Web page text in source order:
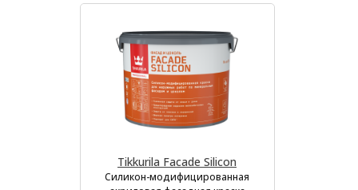
Tikkurila Facade Silicon
Силикон-модифицированная